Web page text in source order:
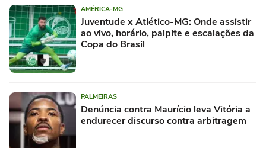
AMÉRICA-MG
Juventude x Atlético-MG: Onde assistir
ao vivo, horário, palpite e escalações da
Copa do Brasil
PALMEIRAS
Denúncia contra Maurício leva Vitória a
endurecer discurso contra arbitragem